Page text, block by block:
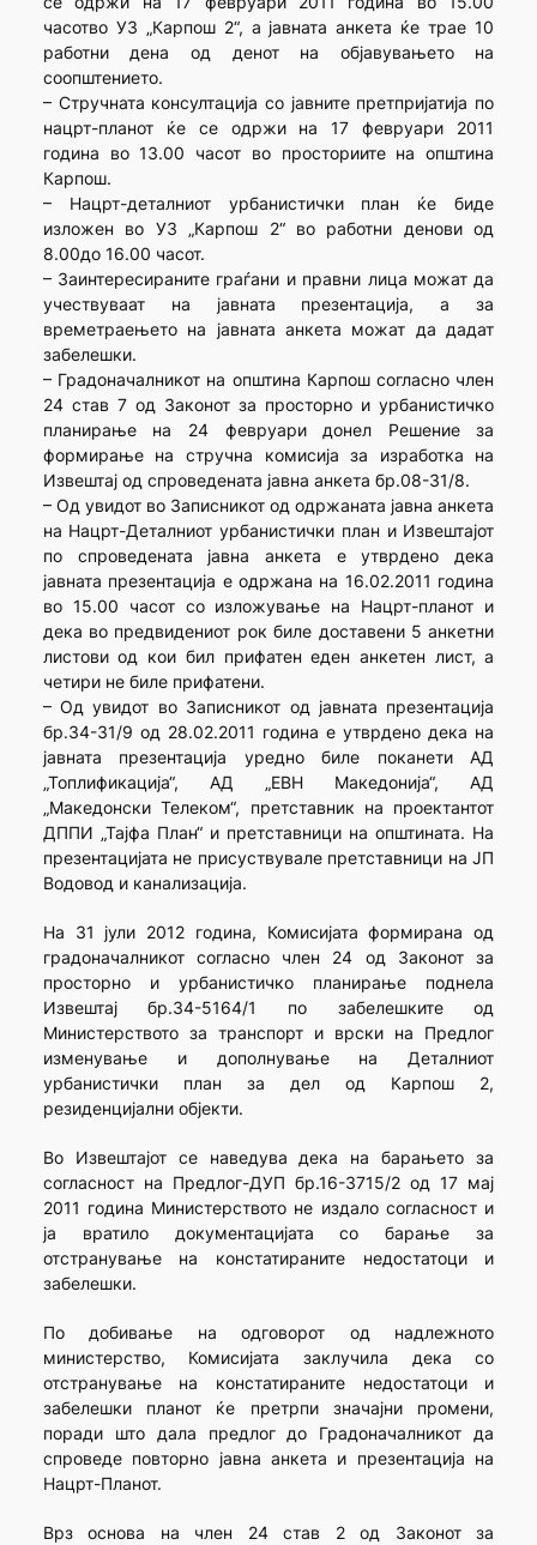
часотво УЗ „Карпош 2“, а јавната анкета ќе трае 10
работни дена од денот на објавувањето на
соопштението.
– Стручната консултација со јавните претпријатија по
нацрт-планот ќе се одржи на 17 февруари 2011
година во 13.00 часот во просториите на општина
Карпош.
– Нацрт-деталниот урбанистички план ќе биде
изложен во УЗ „Карпош 2“ во работни денови од
8.00до 16.00 часот.
– Заинтересираните граѓани и правни лица можат да
учествуваат на јавната презентација, а за
времетраењето на јавната анкета можат да дадат
забелешки.
– Градоначалникот на општина Карпош согласно член
24 став 7 од Законот за просторно и урбанистичко
планирање на 24 февруари донел Решение за
формирање на стручна комисија за изработка на
Извештај од спроведената јавна анкета бр.08-31/8.
– Од увидот во Записникот од одржаната јавна анкета
на Нацрт-Деталниот урбанистички план и Извештајот
по спроведената јавна анкета е утврдено дека
јавната презентација е одржана на 16.02.2011 година
во 15.00 часот со изложување на Нацрт-планот и
дека во предвидениот рок биле доставени 5 анкетни
листови од кои бил прифатен еден анкетен лист, а
четири не биле прифатени.
– Од увидот во Записникот од јавната презентација
бр.34-31/9 од 28.02.2011 година е утврдено дека на
јавната презентација уредно биле поканети АД
„Топлификација“, АД „ЕВН Македонија“, АД
„Македонски Телеком“, претставник на проектантот
ДППИ „Тајфа План“ и претставници на општината. На
презентацијата не присуствувале претставници на ЈП
Водовод и канализација.
На 31 јули 2012 година, Комисијата формирана од
градоначалникот согласно член 24 од Законот за
просторно и урбанистичко планирање поднела
Извештај бр.34-5164/1 по забелешките од
Министерството за транспорт и врски на Предлог
изменување и дополнување на Деталниот
урбанистички план за дел од Карпош 2,
резиденцијални објекти.
Во Извештајот се наведува дека на барањето за
согласност на Предлог-ДУП бр.16-3715/2 од 17 мај
2011 година Министерството не издало согласност и
ја вратило документацијата со барање за
отстранување на констатираните недостатоци и
забелешки.
По добивање на одговорот од надлежното
министерство, Комисијата заклучила дека со
отстранување на констатираните недостатоци и
забелешки планот ќе претрпи значајни промени,
поради што дала предлог до Градоначалникот да
спроведе повторно јавна анкета и презентација на
Нацрт-Планот.
Врз основа на член 24 став 2 од Законот за